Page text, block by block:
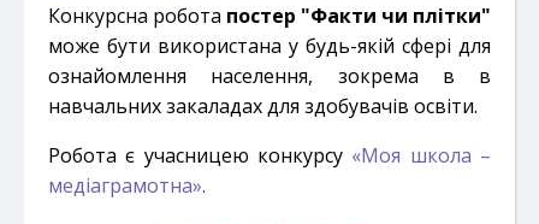
Конкурсна робота постер "Факти чи плітки"
може бути використана у будь-якій сфері для
ознайомлення населення, зокрема в в
навчальних закаладах для здобувачів освіти.
Робота є учасницею конкурсу «Моя школа –
медіаграмотна».